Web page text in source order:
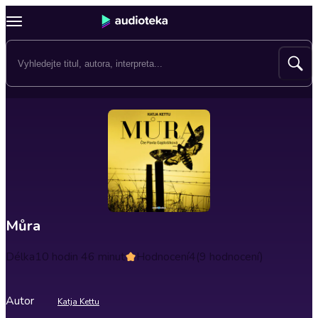
Můra
Délka10 hodin 46 minut Hodnocení4(9 hodnocení)
Autor Katja Kettu